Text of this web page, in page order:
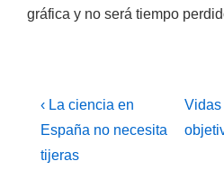
gráfica y no será tiempo
Navegación
de
entradas
La
entrada
anterior
‹ La ciencia en
España no necesita
tijeras
La
Vidas